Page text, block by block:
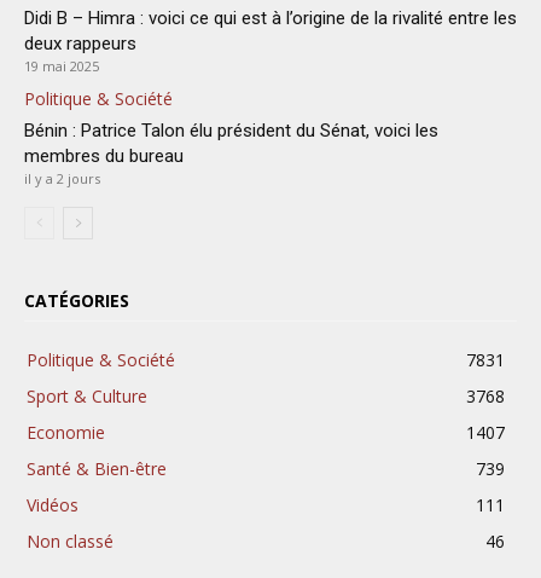
Didi B – Himra : voici ce qui est à l’origine de la rivalité entre les
deux rappeurs
19 mai 2025
Politique & Société
Bénin : Patrice Talon élu président du Sénat, voici les
membres du bureau
il y a 2 jours
CATÉGORIES
Politique & Société
7831
Sport & Culture
3768
Economie
1407
Santé & Bien-être
739
Vidéos
111
Non classé
46